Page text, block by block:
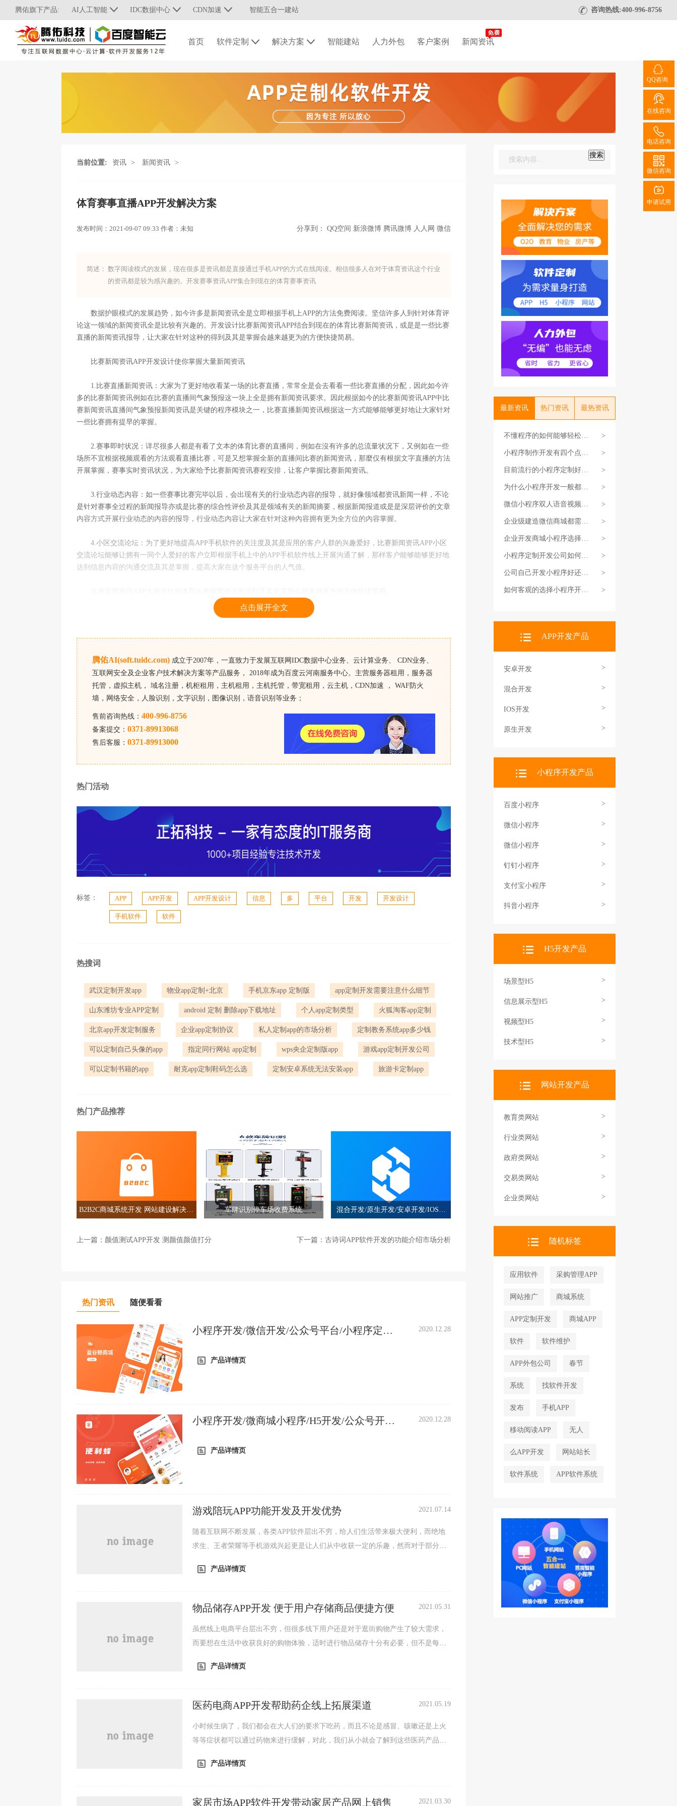
腾佑旗下产品: AI人工智能 IDC数据中心 CDN加速 智能五合一建站 咨询热线:400-996-8756
首页 软件定制 解决方案 智能建站 人力外包 客户案例 新闻资讯
搜索
最新资讯 热门资讯 最热资讯
不懂程序的如何能够轻松开
发小程序
>
小程序制作开发有四个点需
要重视
>
目前流行的小程序定制好做
吗
>
为什么小程序开发一般都要
选择定制
>
微信小程序双人语音视频对
话组件功能介绍
>
企业级建造微信商城都需如
何搭建费用是多少
>
企业开发商城小程序选择开
发公司需要注意的细节要求
>
小程序定制开发公司如何做
出来双方满意的结果
>
公司自己开发小程序好还是
找专业公司开发好
>
如何客观的选择小程序开发
>
APP开发产品
安卓开发 >
混合开发 >
IOS开发 >
原生开发 >
小程序开发产品
百度小程序 >
微信小程序 >
微信小程序 >
钉钉小程序 >
支付宝小程序 >
抖音小程序 >
H5开发产品
场景型H5 >
信息展示型H5 >
视频型H5 >
技术型H5 >
网站开发产品
教育类网站 >
行业类网站 >
政府类网站 >
交易类网站 >
企业类网站 >
随机标签
应用软件 采购管理APP
网站推广 商城系统
APP定制开发 商城APP
软件 软件维护
APP外包公司 春节
系统 找软件开发
发布 手机APP
移动阅读APP 无人
么APP开发 网站站长
软件系统 APP软件系统
当前位置: 资讯 > 新闻资讯 >
体育赛事直播APP开发解决方案
发布时间： 2021-09-07 09:33 作者： 未知 分享到： QQ空间 新浪微博 腾讯微博 人人网 微信
简述：
数字阅读模式的发展，现在很多是资讯都是直接通过手机APP的方式在线阅读。相信很多人在对于体育资讯这个行业
的资讯都是较为感兴趣的。开发赛事资讯APP集合到现在的体育赛事资讯
数据护眼模式的发展趋势，如今许多是新闻资讯全是立即根据手机上APP的方法免费阅读。坚信许多人到针对体育评
论这一领域的新闻资讯全是比较有兴趣的。开发设计比赛新闻资讯APP结合到现在的体育比赛新闻资讯，或是是一些比赛
直播的新闻资讯报导，让大家在针对这种的得到及其是掌握会越来越更为的方便快捷简易。
比赛新闻资讯APP开发设计使你掌握大量新闻资讯
1.比赛直播新闻资讯：大家为了更好地收看某一场的比赛直播，常常全是会去看看一些比赛直播的分配，因此如今许
多的比赛新闻资讯例如在比赛的直播间气象预报这一块上全是拥有新闻资讯要求。因此根据如今的比赛新闻资讯APP中比
赛新闻资讯直播间气象预报新闻资讯是关键的程序模块之一，比赛直播新闻资讯根据这一方式能够能够更好地让大家针对
一些比赛拥有提早的掌握。
2.赛事即时状况：详尽很多人都是有看了文本的体育比赛的直播间，例如在沒有许多的总流量状况下，又例如在一些
场所不宜根据视频观看的方法观看直播比赛，可是又想掌握全新的直播间比赛的新闻资讯，那麼仅有根据文字直播的方法
开展掌握，赛事实时资讯状况，为大家给予比赛新闻资讯赛程安排，让客户掌握比赛新闻资讯。
3.行业动态內容：如一些赛事比赛完毕以后，会出现有关的行业动态內容的报导，就好像领域都资讯新闻一样，不论
是针对赛事全过程的新闻报导亦或是比赛的综合性评价及其是领域有关的新闻摘要，根据新闻报道或是是深层评价的文章
内容方式开展行业动态的內容的报导，行业动态內容让大家在针对这种內容拥有更为全方位的內容掌握。
4.小区交流论坛：为了更好地提高APP手机软件的关注度及其是应用的客户人群的兴趣爱好，比赛新闻资讯APP小区
交流论坛能够让拥有一同个人爱好的客户立即根据手机上中的APP手机软件线上开展沟通了解，那样客户能够能够更好地
达到信息内容的沟通交流及其是掌握，提高大家在这个服务平台的人气值。
点击展开全文
腾佑AI(soft.tuidc.com) 成立于2007年，一直致力于发展互联网IDC数据中心业务、云计算业务、 CDN业务、
互联网安全及企业客户技术解决方案等产品服务， 2018年成为百度云河南服务中心。主营服务器租用，服务器
托管，虚拟主机， 域名注册，机柜租用，主机租用，主机托管，带宽租用，云主机，CDN加速 ， WAF防火
墙，网络安全，人脸识别，文字识别，图像识别，语音识别等业务；
售前咨询热线： 400-996-8756
备案提交： 0371-89913068
售后客服： 0371-89913000
热门活动
标签： APP APP开发 APP开发设计 信息 多 平台 开发 开发设计
手机软件 软件
热搜词
武汉定制开发app 物业app定制+北京 手机京东app 定制版 app定制开发需要注意什么细节
山东潍坊专业APP定制 android 定制 删除app下载地址 个人app定制类型 火狐淘客app定制
北京app开发定制服务 企业app定制协议 私人定制app的市场分析 定制教务系统app多少钱
可以定制自己头像的app 指定同行网站 app定制 wps央企定制版app 游戏app定制开发公司
可以定制书籍的app 耐克app定制鞋码怎么选 定制安卓系统无法安装app 旅游卡定制app
热门产品推荐
B2B2C商城系统开发 网站建设解决方 车牌识别停车场收费系统 混合开发/原生开发/安卓开发/IOS开
上一篇： 颜值测试APP开发 测颜值颜值打分 下一篇： 古诗词APP软件开发的功能介绍市场分析
热门资讯 随便看看
小程序开发/微信开发/公众号平台/小程序定
2020.12.28
产品详情页
小程序开发/微商城小程序/H5开发/公众号开发/
2020.12.28
产品详情页
游戏陪玩APP功能开发及开发优势 2021.07.14
随着互联网不断发展，各类APP软件层出不穷，给人们生活带来极大便利，而绝地
求生、王者荣耀等手机游戏兴起更是让人们从中收获一定的乐趣，然而对于部分用
产品详情页
物品储存APP开发 便于用户存储商品便捷方便 2021.05.31
虽然线上电商平台层出不穷，但很多线下用户还是对于逛街购物产生了较大需求，
而要想在生活中收获良好的购物体验，适时进行物品储存十分有必要，但不是每个
产品详情页
医药电商APP开发帮助药企线上拓展渠道 2021.05.19
小时候生病了，我们都会在大人们的要求下吃药，而且不论是感冒、咳嗽还是上火
等等症状都可以通过药物来进行缓解，对此，我们从小就会了解到这些医药产品对
产品详情页
家居市场APP软件开发带动家居产品网上销售 2021.03.30
QQ咨询
在线咨询
电话咨询
微信咨询
申请试用